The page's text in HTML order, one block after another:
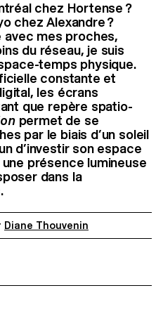
chez Hortense ?
chez Alexandre ?
avec mes proches,
du réseau, je suis
temps physique.
constante et
les écrans
que repère spatio-
permet de se
par le biais d’un soleil
d’investir son espace
présence lumineuse
dans la
Diane Thouvenin